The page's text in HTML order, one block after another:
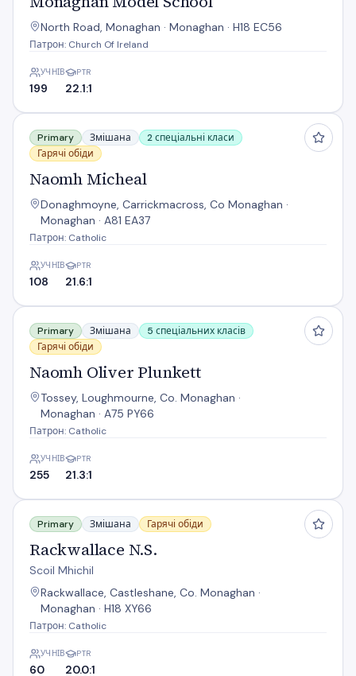
North Road, Monaghan · Monaghan · H18 EC56
Патрон: Church Of Ireland
УЧНІВ
199
PTR
22.1:1
Naomh Micheal
Primary Змішана
2 спеціальні класи
Гарячі обіди
Naomh Micheal
Donaghmoyne, Carrickmacross, Co Monaghan ·
Monaghan · A81 EA37
Патрон: Catholic
УЧНІВ
108
PTR
21.6:1
Naomh Oliver Plunkett
Primary Змішана
5 спеціальних класів
Гарячі обіди
Naomh Oliver Plunkett
Tossey, Loughmourne, Co. Monaghan ·
Monaghan · A75 PY66
Патрон: Catholic
УЧНІВ
255
PTR
21.3:1
Rackwallace N.S.
Primary Змішана Гарячі обіди
Rackwallace N.S.
Scoil Mhichil
Rackwallace, Castleshane, Co. Monaghan ·
Monaghan · H18 XY66
Патрон: Catholic
УЧНІВ
60
PTR
20.0:1